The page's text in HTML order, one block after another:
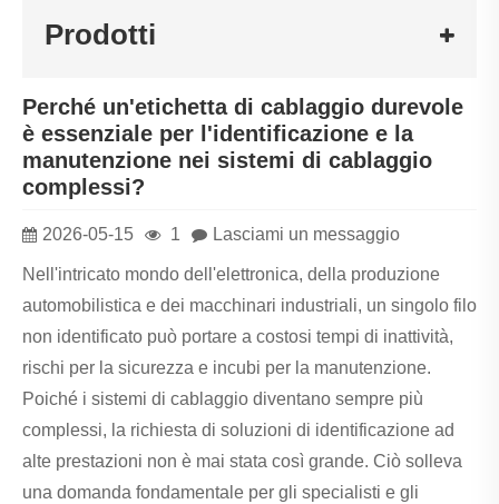
Prodotti
Perché un'etichetta di cablaggio durevole
è essenziale per l'identificazione e la
manutenzione nei sistemi di cablaggio
complessi?
2026-05-15 1 Lasciami un messaggio
Nell'intricato mondo dell'elettronica, della produzione
automobilistica e dei macchinari industriali, un singolo filo
non identificato può portare a costosi tempi di inattività,
rischi per la sicurezza e incubi per la manutenzione.
Poiché i sistemi di cablaggio diventano sempre più
complessi, la richiesta di soluzioni di identificazione ad
alte prestazioni non è mai stata così grande. Ciò solleva
una domanda fondamentale per gli specialisti e gli